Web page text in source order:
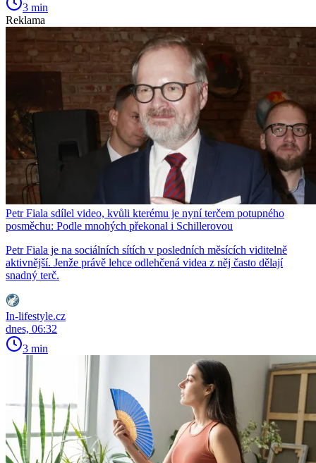
3 min
Reklama
Petr Fiala sdílel video, kvůli kterému je nyní terčem potupného
posměchu: Podle mnohých překonal i Schillerovou
Petr Fiala je na sociálních sítích v posledních měsících viditelně
aktivnější. Jenže právě lehce odlehčená videa z něj často dělají
snadný terč.
In-lifestyle.cz
dnes, 06:32
3 min